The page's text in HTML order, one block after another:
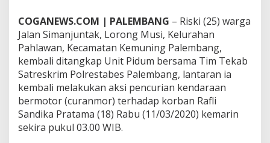
p
U
d
a
a
S
g
a
COGANEWS.COM | PALEMBANG – Riski (25) warga
Jalan Simanjuntak, Lorong Musi, Kelurahan
Pahlawan, Kecamatan Kemuning Palembang,
kembali ditangkap Unit Pidum bersama Tim Tekab
Satreskrim Polrestabes Palembang, lantaran ia
kembali melakukan aksi pencurian kendaraan
bermotor (curanmor) terhadap korban Rafli
Sandika Pratama (18) Rabu (11/03/2020) kemarin
sekira pukul 03.00 WIB.